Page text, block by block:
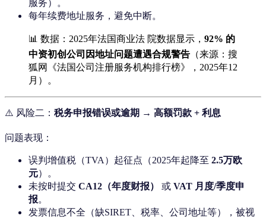
服务）。
每年续费地址服务，避免中断。
📊 数据：2025年法国商业法 院数据显示， 92% 的
中资初创公司因地址问题遭遇合规警告 （来源：搜
狐网《法国公司注册服务机构排行榜》，2025年12
月）。
⚠️ 风险二： 税务申报错误或逾期 → 高额罚款 + 利息
问题表现：
误判增值税（TVA）起征点（2025年起降至 2.5万欧
元）。
未按时提交 CA12（年度财报） 或 VAT 月度/季度申
报。
发票信息不全（缺SIRET、税率、公司地址等），被视